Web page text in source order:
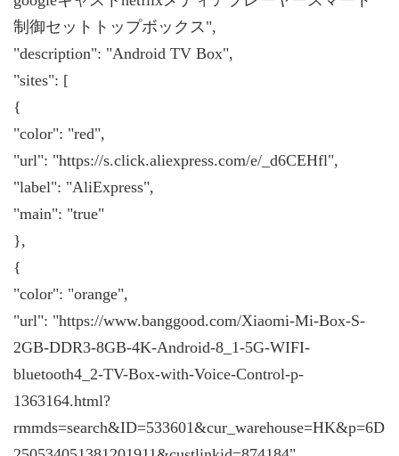
制御セットトップボックス",
"description": "Android TV Box",
"sites": [
{
"color": "red",
"url": "https://s.click.aliexpress.com/e/_d6CEHfl",
"label": "AliExpress",
"main": "true"
},
{
"color": "orange",
"url": "https://www.banggood.com/Xiaomi-Mi-Box-S-
2GB-DDR3-8GB-4K-Android-8_1-5G-WIFI-
bluetooth4_2-TV-Box-with-Voice-Control-p-
1363164.html?
rmmds=search&ID=533601&cur_warehouse=HK&p=6D